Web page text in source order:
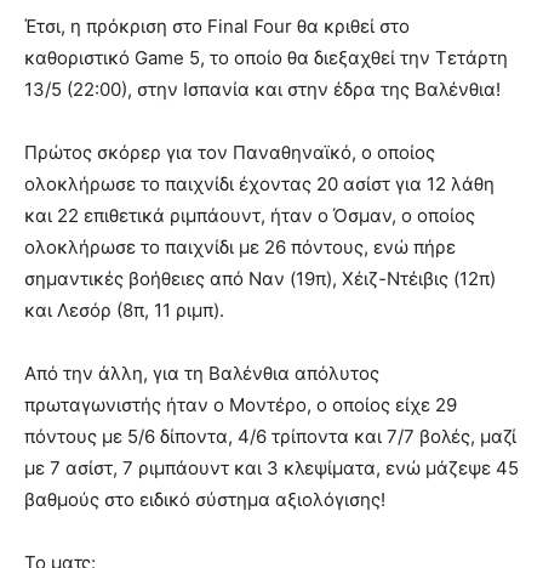
Έτσι, η πρόκριση στο Final Four θα κριθεί στο
καθοριστικό Game 5, το οποίο θα διεξαχθεί την Τετάρτη
13/5 (22:00), στην Ισπανία και στην έδρα της Βαλένθια!
Πρώτος σκόρερ για τον Παναθηναϊκό, ο οποίος
ολοκλήρωσε το παιχνίδι έχοντας 20 ασίστ για 12 λάθη
και 22 επιθετικά ριμπάουντ, ήταν ο Όσμαν, ο οποίος
ολοκλήρωσε το παιχνίδι με 26 πόντους, ενώ πήρε
σημαντικές βοήθειες από Ναν (19π), Χέιζ-Ντέιβις (12π)
και Λεσόρ (8π, 11 ριμπ).
Από την άλλη, για τη Βαλένθια απόλυτος
πρωταγωνιστής ήταν ο Μοντέρο, ο οποίος είχε 29
πόντους με 5/6 δίποντα, 4/6 τρίποντα και 7/7 βολές, μαζί
με 7 ασίστ, 7 ριμπάουντ και 3 κλεψίματα, ενώ μάζεψε 45
βαθμούς στο ειδικό σύστημα αξιολόγισης!
Το ματς: